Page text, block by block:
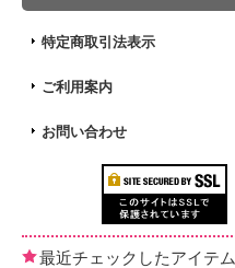
特定商取引法表示
ご利用案内
お問い合わせ
最近チェックしたアイテム